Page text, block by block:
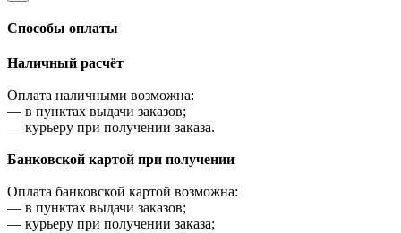
Cпособы оплаты
Наличный расчёт
Оплата наличными возможна:
— в пунктах выдачи заказов;
— курьеру при получении заказа.
Банковской картой при получении
Оплата банковской картой возможна:
— в пунктах выдачи заказов;
— курьеру при получении заказа;